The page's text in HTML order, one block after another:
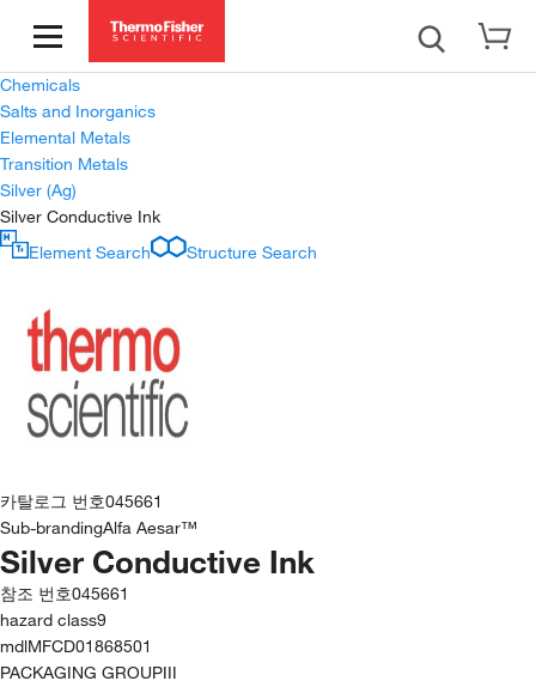
Chemicals
Salts and Inorganics
Elemental Metals
Transition Metals
Silver (Ag)
Silver Conductive Ink
Element Search
Structure Search
카탈로그 번호045661
Sub-brandingAlfa Aesar™
Silver Conductive Ink
참조 번호045661
hazard class9
mdlMFCD01868501
PACKAGING GROUPIII